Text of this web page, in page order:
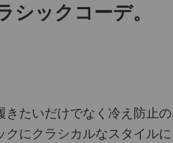
シックコーデ。
たいだけでなく冷え防止
にクラシカルなスタイル